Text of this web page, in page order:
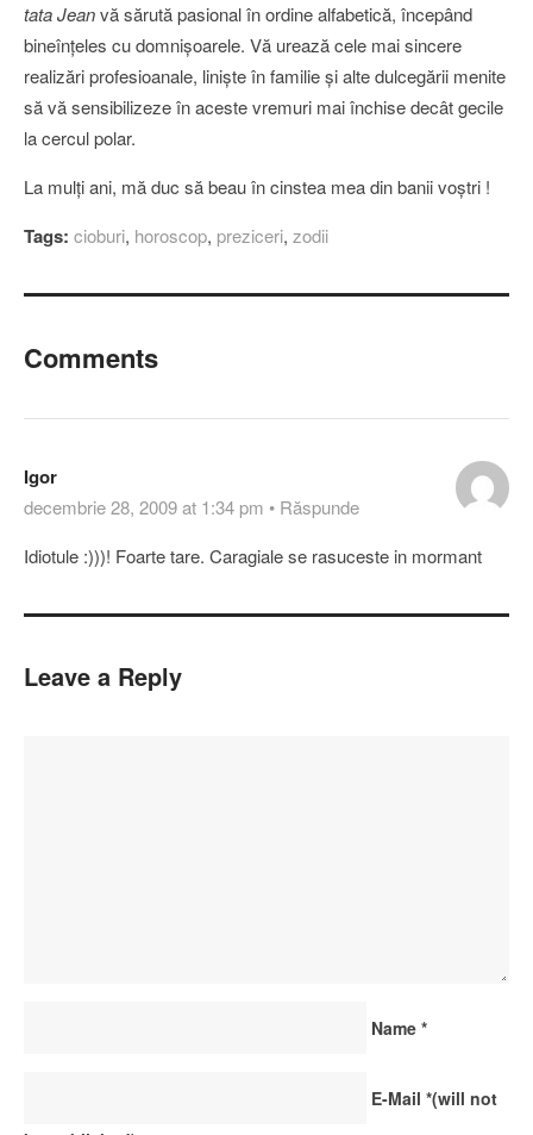
tata Jeanvă sărută pasional în ordine alfabetică, începând
bineînţeles cu domnişoarele. Vă urează cele mai sincere
realizări profesioanale, linişte în familie şi alte dulcegării menite
să vă sensibilizeze în aceste vremuri mai închise decât gecile
la cercul polar.
La mulţi ani, mă duc să beau în cinstea mea din banii voştri !
Tags: cioburi, horoscop, preziceri, zodii
Comments
Igor
decembrie 28, 2009 at 1:34 pm • Răspunde
Idiotule :)))! Foarte tare. Caragiale se rasuceste in mormant
Leave a Reply
Name *
E-Mail *(will not